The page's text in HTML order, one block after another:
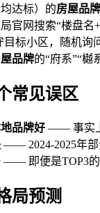
达标）的房屋品牌
官网搜索“楼盘名
目标小区，随机询
品牌的“府系”“樾
常见误区
品牌好 —— 事实
—— 2024-2025年部
—— 即便是TOP3的
局预测